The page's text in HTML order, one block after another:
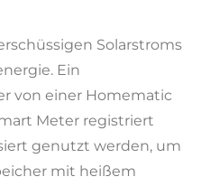
Solarstroms
Ein
von einer Homematic
Meter registriert
genutzt werden, um
mit heißem